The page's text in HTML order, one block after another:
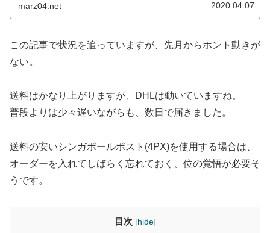
marz04.net 2020.04.07
この記事で状況を追っていますが、先月からホント動きが
ない。
送料はかなり上がりますが、DHLは動いていますね。
普段よりは少々遅いながらも、数日で届きました。
送料の安いシンガポールポスト(4PX)を使用する場合は、
オーダーを入れてしばらく忘れておく、位の覚悟が必要そ
うです。
目次 [hide]